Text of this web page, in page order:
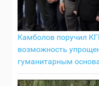
Камболов поручил
возможность
гуманитарным